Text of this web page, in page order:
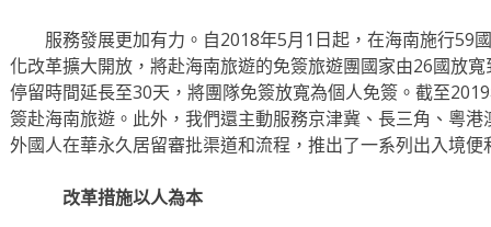
服務發展更加有力。自2018年5月1日起，在海南施行59
化改革擴大開放，將赴海南旅遊的免簽旅遊團國家由26國放
停留時間延長至30天，將團隊免簽放寬為個人免簽。截至
簽赴海南旅遊。此外，我們還主動服務京津冀、長三角、粵
外國人在華永久居留審批渠道和流程，推出了一系列出入境便
改革措施以人為本